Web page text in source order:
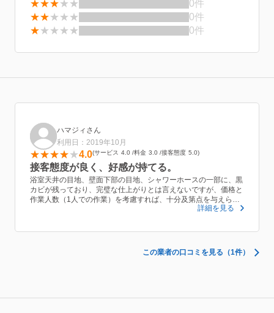
★★★★★
0件
★★★★★
0件
★★★★★ 0件
ハマジィさん
利用日：2019年10月
4.0 サービス 4.0 料金 3.0 接客態度 5.0
接客態度が良く、好感が持てる。
浴室天井の目地、壁面下部の目地、シャワーホースの一部に、黒
カビが残っており、完璧な仕上がりとは言えないですが、価格と
作業人数（1人での作業）を考慮すれば、十分及第点を与えられ
詳細を見る
この業者の口コミを見る（1件）